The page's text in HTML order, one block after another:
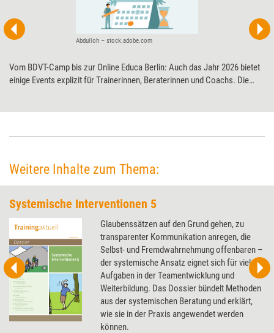
Abdulloh – stock.adobe.com
Vom BDVT-Camp bis zur Online Educa Berlin: Auch das Jahr 2026 bietet
einige Events explizit für Trainerinnen, Beraterinnen und Coachs. Die
Weitere Inhalte zum Thema:
Systemische Interventionen 5
Glaubenssätzen auf den Grund gehen, zu
transparenter Kommunikation anregen, die
Selbst- und Fremdwahrnehmung offenbaren –
der systemische Ansatz eignet sich für viele
Aufgaben in der Teamentwicklung und
Weiterbildung. Das Dossier bündelt Methoden
aus der systemischen Beratung und erklärt,
wie sie in der Praxis angewendet werden
können.